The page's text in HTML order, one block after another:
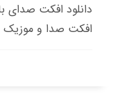
دانلود افکت صدای
افکت صدا و